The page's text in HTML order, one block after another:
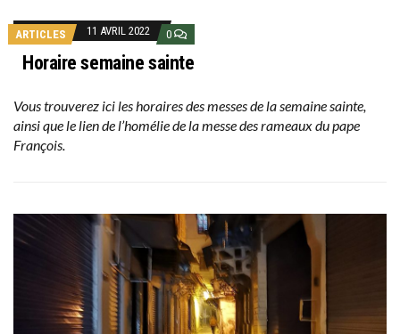
ARTICLES 11 AVRIL 2022 0
Horaire semaine sainte
Vous trouverez ici les horaires des messes de la semaine sainte,
ainsi que le lien de l’homélie de la messe des rameaux du pape
François.